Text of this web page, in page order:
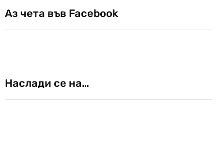
Аз чета във Facebook
Наслади се на…